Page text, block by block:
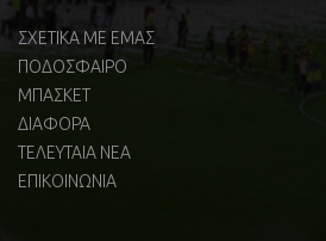
ΣΧΕΤΙΚΑ ΜΕ ΕΜΑΣ
ΠΟΔΟΣΦΑΙΡΟ
ΜΠΑΣΚΕΤ
ΔΙΑΦΟΡΑ
ΤΕΛΕΥΤΑΙΑ ΝΕΑ
ΕΠΙΚΟΙΝΩΝΙΑ